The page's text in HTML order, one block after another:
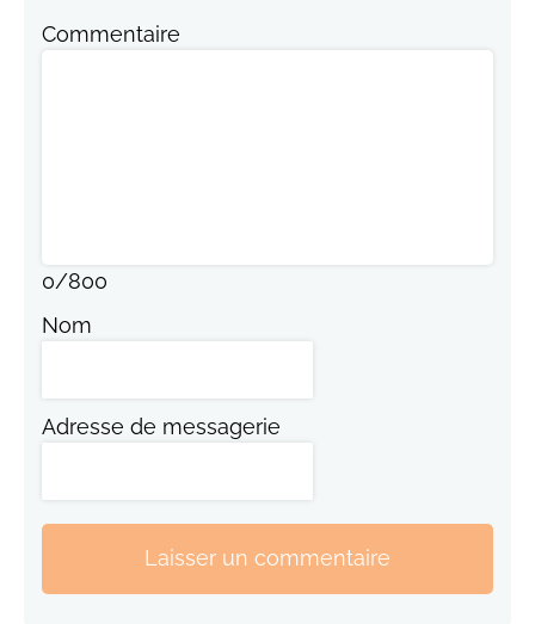
Commentaire
0/800
Nom
Adresse de messagerie
Laisser un commentaire